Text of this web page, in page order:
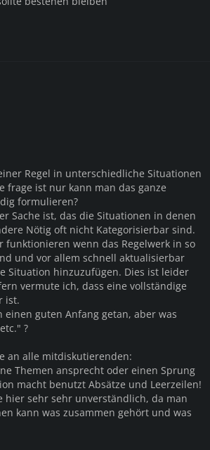
Regel in unterschiedliche Situationen
frage ist nur kann man das ganze
formulieren?
Sache ist, das die Situationen in denen
Nötig oft nicht Kategorisierbar sind.
funktionieren wenn das Regelwerk in so
und vor allem schnell aktualisierbar
Situation hinzuzufügen. Dies ist leider
vermute ich, dass eine vollständige
ist.
einen guten Anfang getan, aber was
?
an alle mitdiskutierenden:
Themen ansprecht oder einen Sprung
macht benutzt Absätze und Leerzeilen!
hier sehr sehr unverständlich, da man
kann was zusammen gehört und was